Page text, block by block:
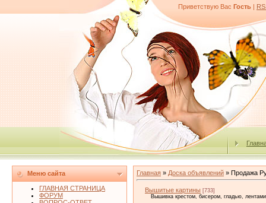
Приветствую Вас Гость |
Меню сайта
ГЛАВНАЯ СТРАНИЦА
ФОРУМ
Главная » Доска объявлений » Продажа
Вышитые картины [733]
Вышивка крестом, бисером, гладью, лентами